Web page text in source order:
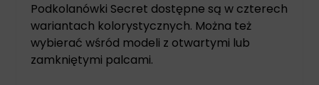
Podkolanówki Secret dostępne są w czterech
wariantach kolorystycznych. Można też
wybierać wśród modeli z otwartymi lub
zamkniętymi palcami.